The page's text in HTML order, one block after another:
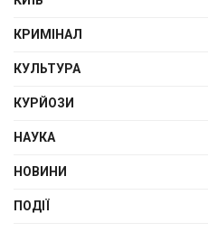
КРИМІНАЛ
КУЛЬТУРА
КУРЙОЗИ
НАУКА
НОВИНИ
ПОДІЇ